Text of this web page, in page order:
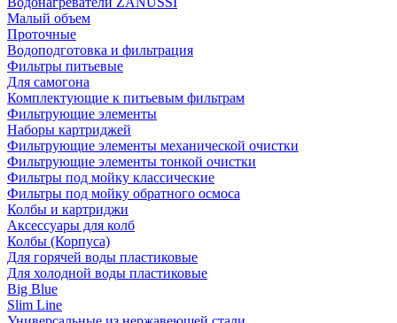
Малый объем
Проточные
Водоподготовка и фильтрация
Фильтры питьевые
Для самогона
Комплектующие к питьевым фильтрам
Фильтрующие элементы
Наборы картриджей
Фильтрующие элементы механической очистки
Фильтрующие элементы тонкой очистки
Фильтры под мойку классические
Фильтры под мойку обратного осмоса
Колбы и картриджи
Аксессуары для колб
Колбы (Корпуса)
Для горячей воды пластиковые
Для холодной воды пластиковые
Big Blue
Slim Line